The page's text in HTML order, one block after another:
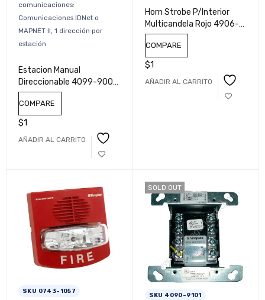
comunicaciones:
Comunicaciones IDNet o
MAPNET II, 1 dirección por
estación
Estacion Manual
Direccionable 4099-9006
Simplex
COMPARE
$1
AÑADIR AL CARRITO
Horn Strobe P/Interior
Multicandela Rojo 4906-
9127 Simplex
COMPARE
$1
AÑADIR AL CARRITO
SKU 0743-1057
SOLD OUT
SKU 4090-9101